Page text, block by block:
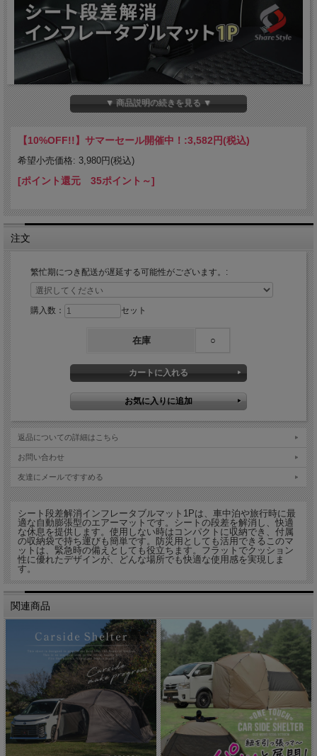
▼ 商品説明の続きを見る ▼
【10%OFF!!】サマーセール開催中！:3,582円(税込)
希望小売価格: 3,980円(税込)
[ポイント還元 35ポイント～]
注文
繁忙期につき配送が遅延する可能性がございます。:
購入数： セット
在庫 ○
返品についての詳細はこちら
お問い合わせ
友達にメールですすめる
シート段差解消インフレータブルマット1Pは、車中泊や旅行時に最
適な自動膨張型のエアーマットです。シートの段差を解消し、快適
な休息を提供します。使用しない時はコンパクトに収納でき、付属
の収納袋で持ち運びも簡単です。防災用としても活用できるこのマ
ットは、緊急時の備えとしても役立ちます。フラットでクッション
性に優れたデザインが、どんな場所でも快適な使用感を実現しま
す。
関連商品